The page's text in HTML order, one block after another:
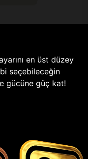
en üst düzey
seçebileceğin
gücüne güç kat!